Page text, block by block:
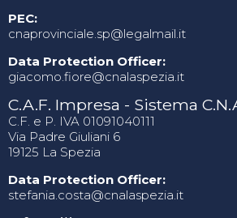
PEC:
cnaprovinciale.sp@legalmail.it
Data Protection Officer:
giacomo.fiore@cnalaspezia.it
C.A.F. Impresa - Sistema
C.F. e P. IVA 01091040111
Via Padre Giuliani 6
19125 La Spezia
Data Protection Officer:
stefania.costa@cnalaspezia.it